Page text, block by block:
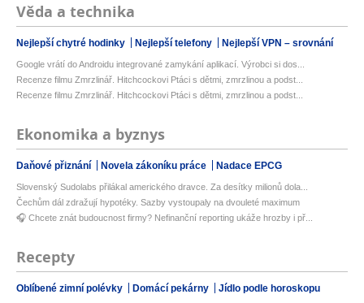
Věda a technika
Nejlepší chytré hodinky Nejlepší telefony Nejlepší VPN – srovnání
Google vrátí do Androidu integrované zamykání aplikací. Výrobci si dos...
Recenze filmu Zmrzlinář. Hitchcockovi Ptáci s dětmi, zmrzlinou a podst...
Recenze filmu Zmrzlinář. Hitchcockovi Ptáci s dětmi, zmrzlinou a podst...
Ekonomika a byznys
Daňové přiznání Novela zákoníku práce Nadace EPCG
Slovenský Sudolabs přilákal amerického dravce. Za desítky milionů dola...
Čechům dál zdražují hypotéky. Sazby vystoupaly na dvouleté maximum
🎧 Chcete znát budoucnost firmy? Nefinanční reporting ukáže hrozby i př...
Recepty
Oblíbené zimní polévky Domácí pekárny Jídlo podle horoskopu